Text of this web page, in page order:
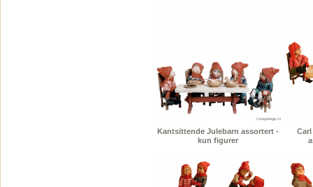
Kantsittende Julebarn assortert -
kun figurer